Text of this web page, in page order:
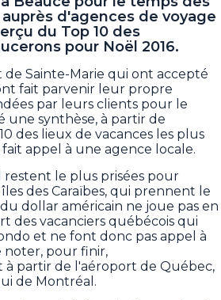
d'agences de voyage
du Top 10 des
pour Noël 2016.
de Sainte-Marie qui ont accepté
fait parvenir leur propre
par leurs clients pour le
une synthèse, à partir de
des lieux de vacances les plus
appel à une agence locale.
restent le plus prisées pour
des Caraïbes, qui prennent le
dollar américain ne joue pas en
des vacanciers québécois qui
et ne font donc pas appel à
noter, pour finir,
partir de l'aéroport de Québec,
de Montréal.